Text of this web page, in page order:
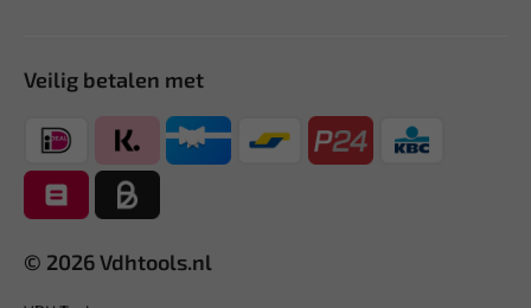
Veilig betalen met
© 2026 Vdhtools.nl